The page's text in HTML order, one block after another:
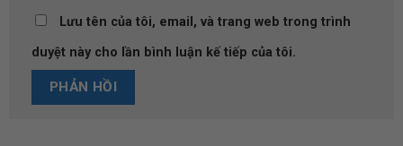
Lưu tên của tôi, email, và trang web trong trình
duyệt này cho lần bình luận kế tiếp của tôi.